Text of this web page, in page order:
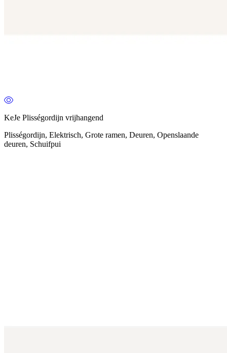
KeJe Plisségordijn vrijhangend
Plisségordijn, Elektrisch, Grote ramen, Deuren, Openslaande
deuren, Schuifpui